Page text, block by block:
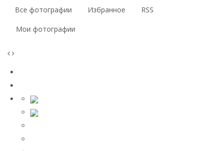
Все фотографии Избранное RSS
Мои фотографии